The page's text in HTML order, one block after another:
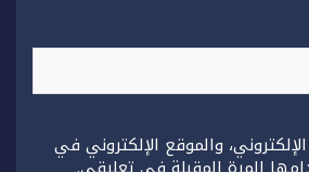
والموقع الإلكتروني في